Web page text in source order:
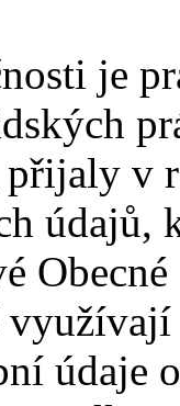
je
přijaly v
údajů,
údaje